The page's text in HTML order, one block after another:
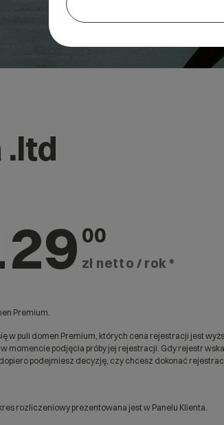
.ltd
00
zł netto / rok *
Premium.
w puli domen Premium, których cena rejestracji jest
momencie podjęcia próby jej rejestracji. Gdy rejestr
podejmiesz decyzję, czy chcesz dokonać
rozliczeniowy prezentowana jest w Panelu Klienta.